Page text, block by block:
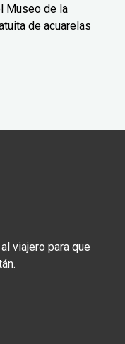
Museo de la
de acuarelas
viajero para que